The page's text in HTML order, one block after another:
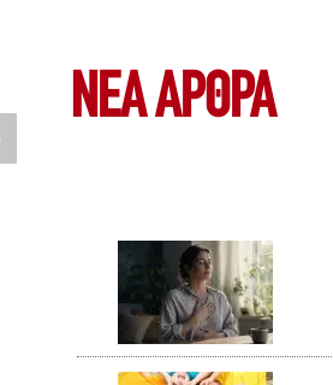
ΝΕΑ ΆΡΘΡΑ